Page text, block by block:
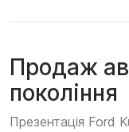
Продаж
покоління
Презентація Ford